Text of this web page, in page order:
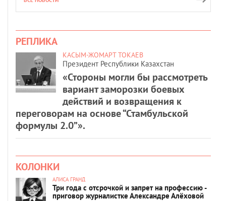
РЕПЛИКА
КАСЫМ-ЖОМАРТ ТОКАЕВ
Президент Республики Казахстан
«Стороны могли бы рассмотреть
вариант заморозки боевых
действий и возвращения к
переговорам на основе “Стамбульской
формулы 2.0”».
КОЛОНКИ
АЛИСА ГРАНД
Три года с отсрочкой и запрет на профессию -
приговор журналистке Александре Алёховой